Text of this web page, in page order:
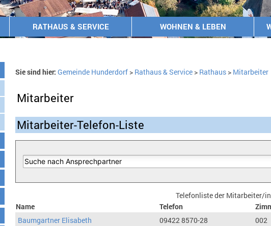
RATHAUS & SERVICE WOHNEN & LEBEN
Sie sind hier: Gemeinde Hunderdorf> Rathaus & Service> Rathaus> Mitarbeiter
Mitarbeiter
Mitarbeiter-Telefon-Liste
Telefonliste der Mitarbeiter/
Name
Telefon
Baumgartner Elisabeth
09422 8570-28 002